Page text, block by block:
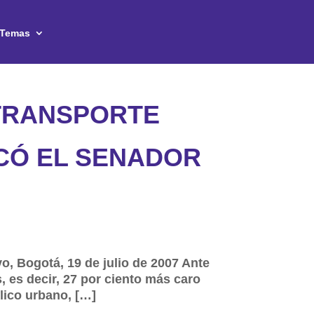
Temas
EL SENADOR
Bogotá, 19 de julio de 2007 Ante
es decir, 27 por ciento más caro
urbano, […]